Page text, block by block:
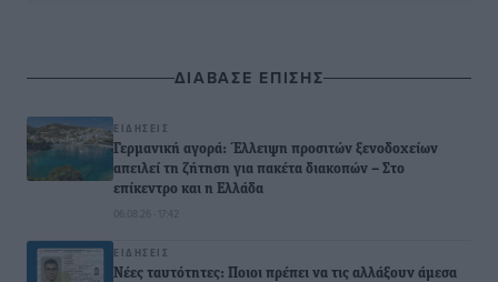
ΔΙΑΒΑΣΕ ΕΠΙΣΗΣ
ΕΙΔΉΣΕΙΣ
Γερμανική αγορά: Έλλειψη προσιτών ξενοδοχείων
απειλεί τη ζήτηση για πακέτα διακοπών – Στο
επίκεντρο και η Ελλάδα
06.08.26 · 17:42
ΕΙΔΉΣΕΙΣ
Νέες ταυτότητες: Ποιοι πρέπει να τις αλλάξουν άμεσα